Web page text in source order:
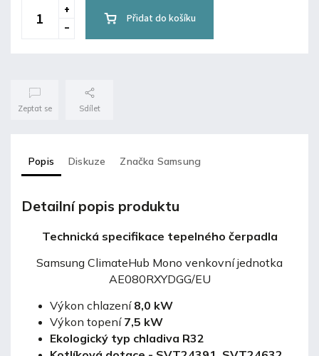
Přidat do košíku
Zeptat se Sdílet
Popis Diskuze Značka Samsung
Detailní popis produktu
Technická specifikace tepelného čerpadla
Samsung ClimateHub Mono venkovní jednotka
AE080RXYDGG/EU
Výkon chlazení 8,0 kW
Výkon topení 7,5 kW
Ekologický typ chladiva R32